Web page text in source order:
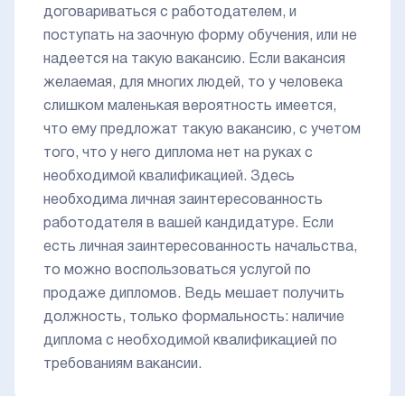
договариваться с работодателем, и
поступать на заочную форму обучения, или не
надеется на такую вакансию. Если вакансия
желаемая, для многих людей, то у человека
слишком маленькая вероятность имеется,
что ему предложат такую вакансию, с учетом
того, что у него диплома нет на руках с
необходимой квалификацией. Здесь
необходима личная заинтересованность
работодателя в вашей кандидатуре. Если
есть личная заинтересованность начальства,
то можно воспользоваться услугой по
продаже дипломов. Ведь мешает получить
должность, только формальность: наличие
диплома с необходимой квалификацией по
требованиям вакансии.